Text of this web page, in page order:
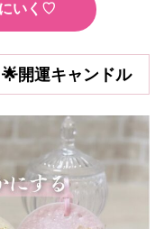
いく♡
開運キャンドル